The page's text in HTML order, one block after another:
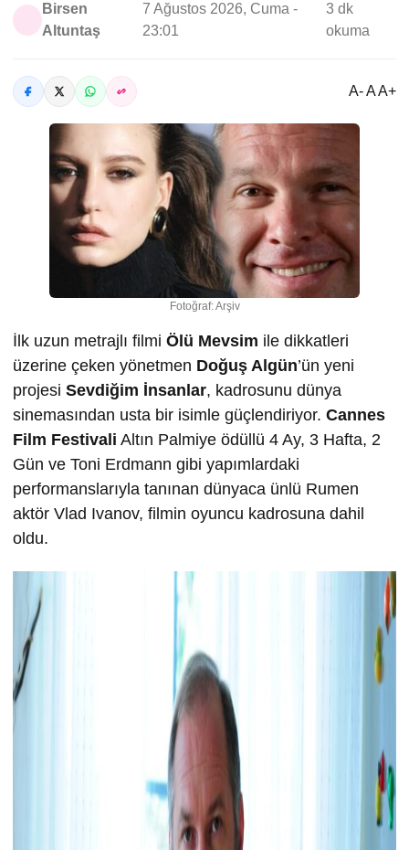
Birsen
Altuntaş
7 Ağustos 2026, Cuma -
23:01
3 dk
okuma
A- A A+
Fotoğraf: Arşiv
İlk uzun metrajlı filmi Ölü Mevsim ile dikkatleri
üzerine çeken yönetmen Doğuş Algün’ün yeni
projesi Sevdiğim İnsanlar, kadrosunu dünya
sinemasından usta bir isimle güçlendiriyor. Cannes
Film Festivali Altın Palmiye ödüllü 4 Ay, 3 Hafta, 2
Gün ve Toni Erdmann gibi yapımlardaki
performanslarıyla tanınan dünyaca ünlü Rumen
aktör Vlad Ivanov, filmin oyuncu kadrosuna dahil
oldu.